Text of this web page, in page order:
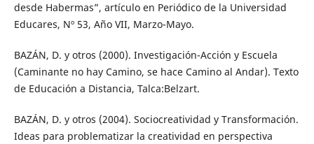
desde Habermas”, artículo en Periódico de la Universidad
Educares, Nº 53, Año VII, Marzo-Mayo.
BAZÁN, D. y otros (2000). Investigación-Acción y Escuela
(Caminante no hay Camino, se hace Camino al Andar). Texto
de Educación a Distancia, Talca:Belzart.
BAZÁN, D. y otros (2004). Sociocreatividad y Transformación.
Ideas para problematizar la creatividad en perspectiva